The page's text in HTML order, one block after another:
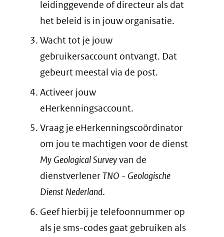
leidinggevende of directeur als dat
het beleid is in jouw organisatie.
Wacht tot je jouw
gebruikersaccount ontvangt. Dat
gebeurt meestal via de post.
Activeer jouw
eHerkenningsaccount.
Vraag je eHerkenningscoördinator
om jou te machtigen voor de dienst
My Geological Surveyvan de
dienstverlenerTNO - Geologische
Dienst Nederland.
Geef hierbij je telefoonnummer op
als je sms-codes gaat gebruiken als